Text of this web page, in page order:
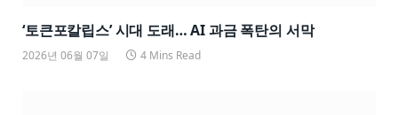
‘토큰포칼립스’ 시대 도래… AI 과금 폭탄의 서막
2026년 06월 07일 4 Mins Read